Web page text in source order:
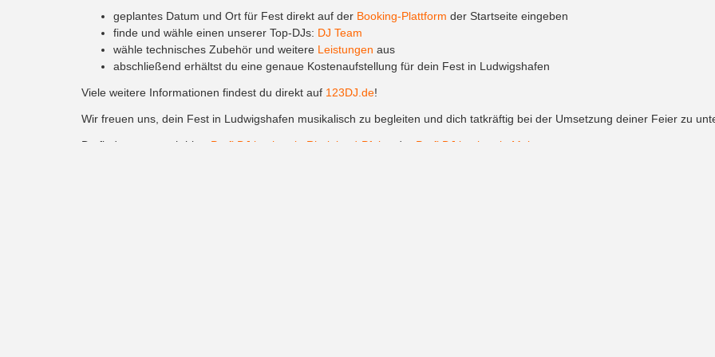
geplantes Datum und Ort für Fest direkt auf der Booking-Plattform der Startseite eingeben
finde und wähle einen unserer Top-DJs: DJ Team
wähle technisches Zubehör und weitere Leistungen aus
abschließend erhältst du eine genaue Kostenaufstellung für dein Fest in Ludwigshafen
Viele weitere Informationen findest du direkt auf 123DJ.de!
Wir freuen uns, dein Fest in Ludwigshafen musikalisch zu begleiten und dich tatkräftig bei der Umsetzung deiner Feier zu
Du findest uns auch hier: Profi DJ buchen in Rheinland-Pfalz oder Profi DJ buchen in Mainz